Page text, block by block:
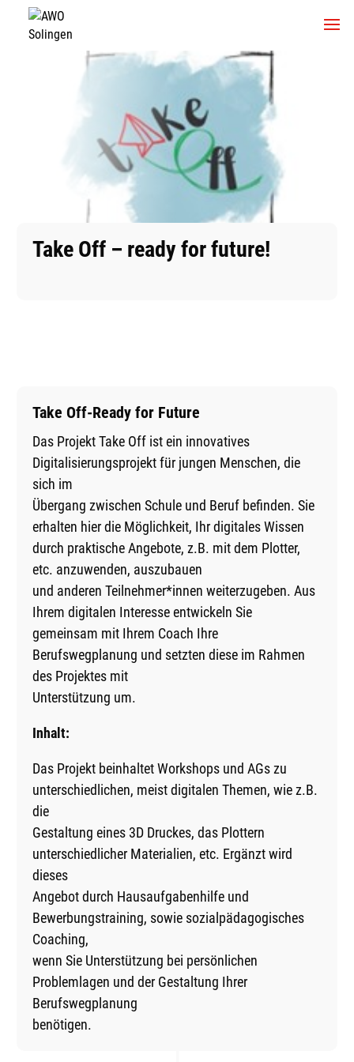
Take Off – ready for future!
Take Off-Ready for Future
Das Projekt Take Off ist ein innovatives
Digitalisierungsprojekt für jungen Menschen, die
sich im
Übergang zwischen Schule und Beruf befinden. Sie
erhalten hier die Möglichkeit, Ihr digitales Wissen
durch praktische Angebote, z.B. mit dem Plotter,
etc. anzuwenden, auszubauen
und anderen Teilnehmer*innen weiterzugeben. Aus
Ihrem digitalen Interesse entwickeln Sie
gemeinsam mit Ihrem Coach Ihre
Berufswegplanung und setzten diese im Rahmen
des Projektes mit
Unterstützung um.
Inhalt:
Das Projekt beinhaltet Workshops und AGs zu
unterschiedlichen, meist digitalen Themen, wie z.B.
die
Gestaltung eines 3D Druckes, das Plottern
unterschiedlicher Materialien, etc. Ergänzt wird
dieses
Angebot durch Hausaufgabenhilfe und
Bewerbungstraining, sowie sozialpädagogisches
Coaching,
wenn Sie Unterstützung bei persönlichen
Problemlagen und der Gestaltung Ihrer
Berufswegplanung
benötigen.